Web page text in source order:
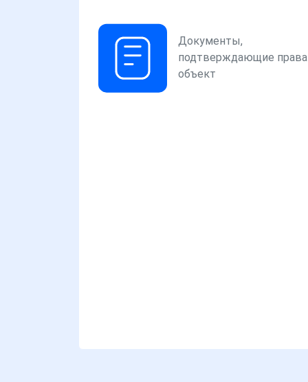
Документы,
подтверждающие права
объект